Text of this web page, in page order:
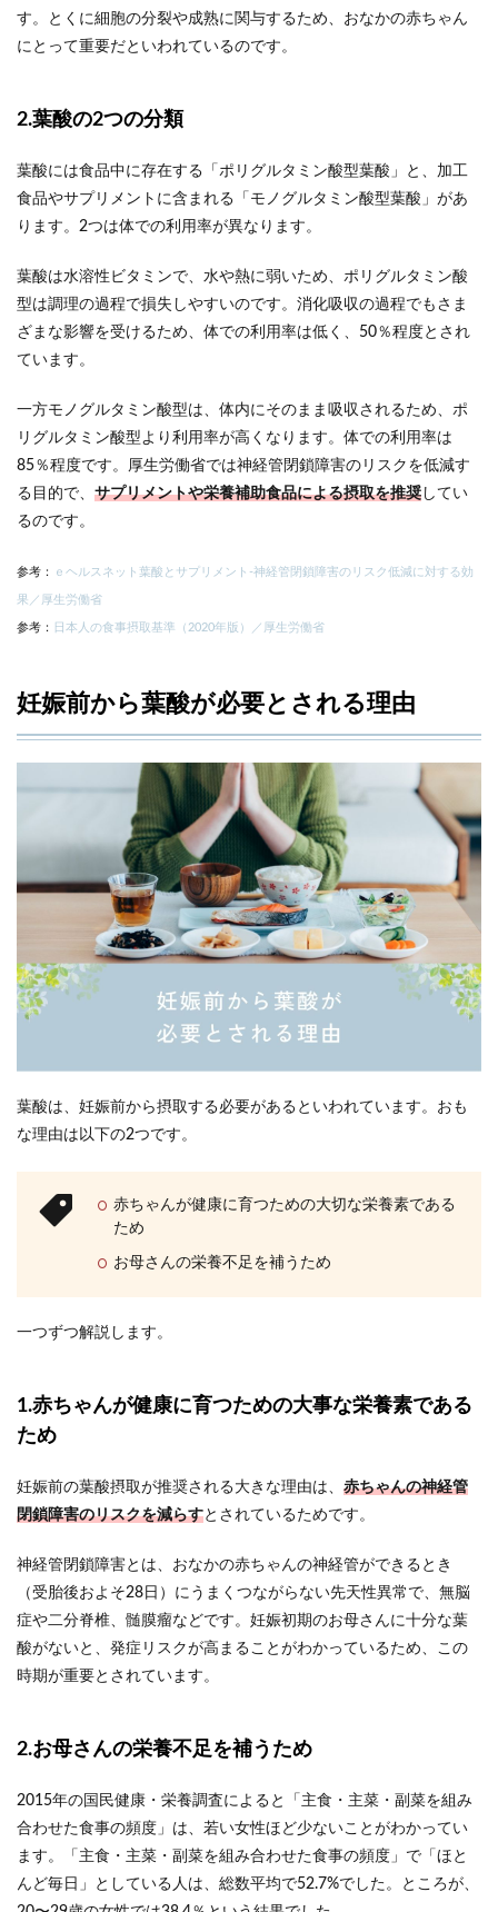
す。とくに細胞の分裂や成熟に関与するため、おなかの赤ちゃん
にとって重要だといわれているのです。
2.葉酸の2つの分類
葉酸には食品中に存在する「ポリグルタミン酸型葉酸」と、加工
食品やサプリメントに含まれる「モノグルタミン酸型葉酸」があ
ります。2つは体での利用率が異なります。
葉酸は水溶性ビタミンで、水や熱に弱いため、ポリグルタミン酸
型は調理の過程で損失しやすいのです。消化吸収の過程でもさま
ざまな影響を受けるため、体での利用率は低く、50％程度とされ
ています。
一方モノグルタミン酸型は、体内にそのまま吸収されるため、ポ
リグルタミン酸型より利用率が高くなります。体での利用率は
85％程度です。厚生労働省では神経管閉鎖障害のリスクを低減す
る目的で、 サプリメントや栄養補助食品による摂取を推奨 してい
るのです。
参考： ｅヘルスネット葉酸とサプリメント‐神経管閉鎖障害のリスク低減に対する効
果／厚生労働省
参考： 日本人の食事摂取基準（2020年版）／厚生労働省
妊娠前から葉酸が必要とされる理由
葉酸は、妊娠前から摂取する必要があるといわれています。おも
な理由は以下の2つです。
赤ちゃんが健康に育つための大切な栄養素である
ため
お母さんの栄養不足を補うため
一つずつ解説します。
1.赤ちゃんが健康に育つための大事な栄養素である
ため
妊娠前の葉酸摂取が推奨される大きな理由は、 赤ちゃんの神経管
閉鎖障害のリスクを減らすとされているためです。
神経管閉鎖障害とは、おなかの赤ちゃんの神経管ができるとき
（受胎後およそ28日）にうまくつながらない先天性異常で、無脳
症や二分脊椎、髄膜瘤などです。妊娠初期のお母さんに十分な葉
酸がないと、発症リスクが高まることがわかっているため、この
時期が重要とされています。
2.お母さんの栄養不足を補うため
2015年の国民健康・栄養調査によると「主食・主菜・副菜を組み
合わせた食事の頻度」は、若い女性ほど少ないことがわかってい
ます。「主食・主菜・副菜を組み合わせた食事の頻度」で「ほと
んど毎日」としている人は、総数平均で52.7%でした。ところが、